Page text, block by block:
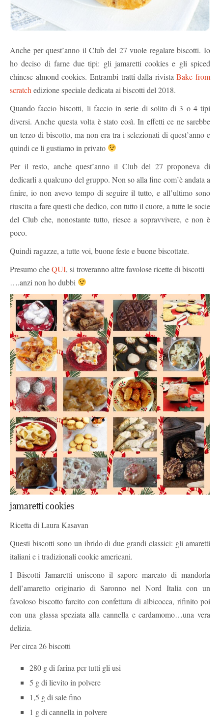
Anche per quest’anno il Club del 27 vuole regalare biscotti. Io
ho deciso di farne due tipi: gli jamaretti cookies e gli spiced
chinese almond cookies. Entrambi tratti dalla rivistaBake from
scratch edizione speciale dedicata ai biscotti del 2018.
Quando faccio biscotti, li faccio in serie di solito di 3 o 4 tipi
diversi. Anche questa volta è stato così. In effetti ce ne sarebbe
un terzo di biscotto, ma non era tra i selezionati di quest’anno e
quindi ce li gustiamo in privato
Per il resto, anche quest’anno il Club del 27 proponeva di
dedicarli a qualcuno del gruppo. Non so alla fine com’è andata a
finire, io non avevo tempo di seguire il tutto, e all’ultimo sono
riuscita a fare questi che dedico, con tutto il cuore, a tutte le socie
del Club che, nonostante tutto, riesce a sopravvivere, e non è
poco.
Quindi ragazze, a tutte voi, buone feste e buone biscottate.
Presumo cheQUI, si troveranno altre favolose ricette di biscotti
….anzi non ho dubbi
jamaretti cookies
Ricetta di Laura Kasavan
Questi biscotti sono un ibrido di due grandi classici: gli amaretti
italiani e i tradizionali cookie americani.
I Biscotti Jamaretti uniscono il sapore marcato di mandorla
dell’amaretto originario di Saronno nel Nord Italia con un
favoloso biscotto farcito con confettura di albicocca, rifinito poi
con una glassa speziata alla cannella e cardamomo…una vera
delizia.
Per circa 26 biscotti
280 g di farina per tutti gli usi
5 g di lievito in polvere
1,5 g di sale fino
1 g di cannella in polvere